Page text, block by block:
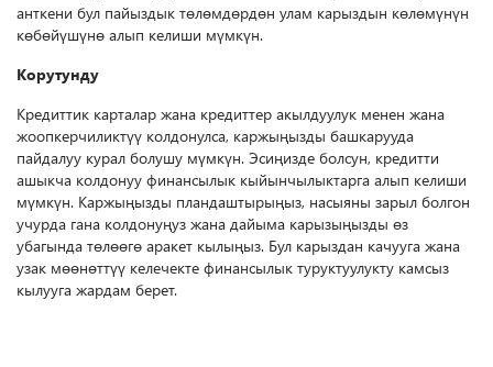
анткени бул пайыздык төлөмдөрдөн улам карыздын көлөмүнүн
көбөйүшүнө алып келиши мүмкүн.
Корутунду
Кредиттик карталар жана кредиттер акылдуулук менен жана
жоопкерчиликтүү колдонулса, каржыңызды башкарууда
пайдалуу курал болушу мүмкүн. Эсиңизде болсун, кредитти
ашыкча колдонуу финансылык кыйынчылыктарга алып келиши
мүмкүн. Каржыңызды пландаштырыңыз, насыяны зарыл болгон
учурда гана колдонуңуз жана дайыма карызыңызды өз
убагында төлөөгө аракет кылыңыз. Бул карыздан качууга жана
узак мөөнөттүү келечекте финансылык туруктуулукту камсыз
кылууга жардам берет.